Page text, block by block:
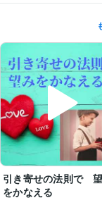
か
。
いて欲しい。」
引き寄せの法則で
をかなえる